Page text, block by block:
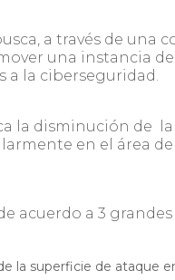
a través de una
una instancia
a la ciberseguridad.
la disminución de
en el área de
acuerdo a 3 grandes
la superficie de ataque